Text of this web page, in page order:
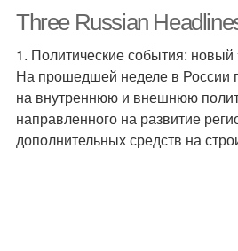
Three Russian
1. Политические события: новый
На прошедшей неделе в России
на внутреннюю и внешнюю
направленного на развитие
дополнительных средств на